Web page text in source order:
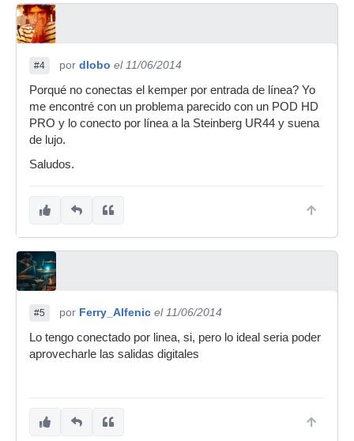
#4 por dlobo el 11/06/2014
Porqué no conectas el kemper por entrada de línea? Yo
me encontré con un problema parecido con un POD HD
PRO y lo conecto por línea a la Steinberg UR44 y suena
de lujo.
Saludos.
#5 por Ferry_Alfenic el 11/06/2014
Lo tengo conectado por linea, si, pero lo ideal seria poder
aprovecharle las salidas digitales